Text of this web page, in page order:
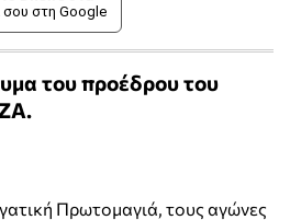
στη Google
του προέδρου του
Πρωτομαγιά, τους αγώνες